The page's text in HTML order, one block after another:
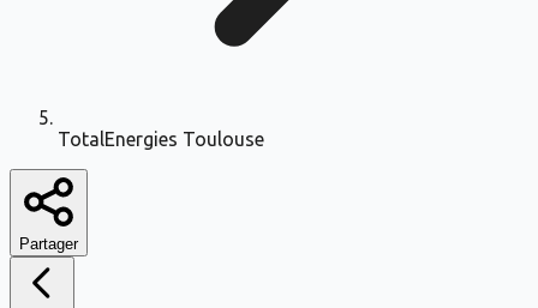
TotalEnergies Toulouse
Partager